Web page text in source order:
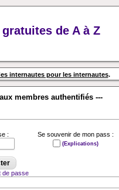
de A à Z
internautes pour les internautes.
membres authentifiés ---
: Se souvenir de mon pass :
(Explications)
de passe